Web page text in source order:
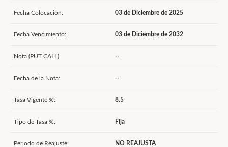
Fecha Colocación: 03 de Diciembre de 2025
Fecha Vencimiento: 03 de Diciembre de 2032
Nota (PUT CALL) --
Fecha de la Nota: --
Tasa Vigente %: 8.5
Tipo de Tasa %: Fija
Periodo de Reajuste: NO REAJUSTA